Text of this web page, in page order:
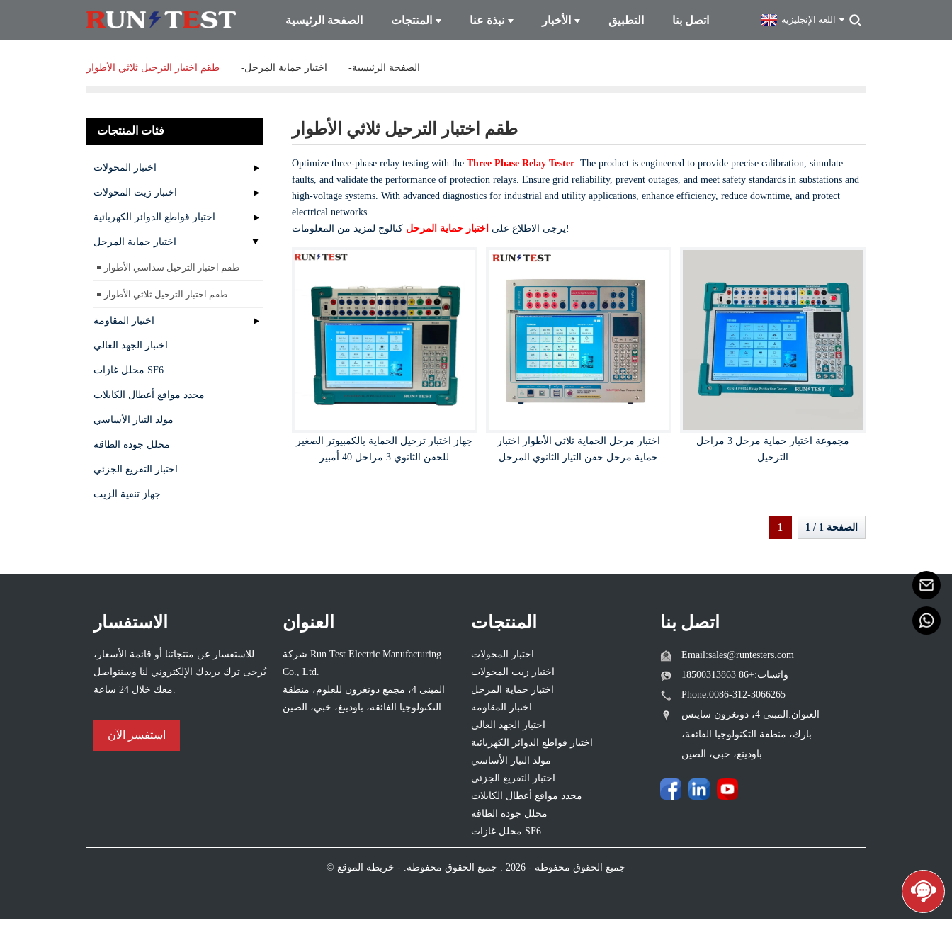
الصفحة الرئيسية المنتجات نبذة عنا الأخبار التطبيق اتصل بنا اللغة الإنجليزية
الصفحة الرئيسية اختبار حماية المرحل طقم اختبار الترحيل ثلاثي الأطوار
فئات المنتجات
اختبار المحولات
اختبار زيت المحولات
اختبار قواطع الدوائر الكهربائية
اختبار حماية المرحل
طقم اختبار الترحيل سداسي الأطوار
طقم اختبار الترحيل ثلاثي الأطوار
اختبار المقاومة
اختبار الجهد العالي
محلل غازات SF6
محدد مواقع أعطال الكابلات
مولد التيار الأساسي
محلل جودة الطاقة
اختبار التفريغ الجزئي
جهاز تنقية الزيت
طقم اختبار الترحيل ثلاثي الأطوار
Optimize three-phase relay testing with the Three Phase Relay Tester. The product is engineered to provide precise calibration, simulate
faults, and validate the performance of protection relays. Ensure grid reliability, prevent outages, and meet safety standards in substations and
high-voltage systems. With advanced diagnostics for industrial and utility applications, enhance efficiency, reduce downtime, and protect
electrical networks.
يرجى الاطلاع على اختبار حماية المرحل كتالوج لمزيد من المعلومات!
جهاز اختبار ترحيل الحماية بالكمبيوتر الصغير
للحقن الثانوي 3 مراحل 40 أمبير
اختبار مرحل الحماية ثلاثي الأطوار اختبار
حماية مرحل حقن التيار الثانوي المرحل
مجموعة اختبار حماية مرحل 3 مراحل
الترحيل
1 الصفحة 1 / 1
الاستفسار
للاستفسار عن منتجاتنا أو قائمة الأسعار،
يُرجى ترك بريدك الإلكتروني لنا وسنتواصل
استفسر الآن
العنوان
شركة Run Test Electric Manufacturing
Co., Ltd.
المبنى 4، مجمع دونغرون للعلوم، منطقة
التكنولوجيا الفائقة، باودينغ، خبي، الصين
المنتجات
اختبار المحولات
اختبار زيت المحولات
اختبار حماية المرحل
اختبار المقاومة
اختبار الجهد العالي
اختبار قواطع الدوائر الكهربائية
مولد التيار الأساسي
اختبار التفريغ الجزئي
محدد مواقع أعطال الكابلات
محلل جودة الطاقة
محلل غازات SF6
اتصل بنا
Email:sales@runtesters.com
واتساب:+86 18500313863
Phone:0086-312-3066265
العنوان:المبنى 4، دونغرون ساينس
بارك، منطقة التكنولوجيا الفائقة،
باودينغ، خبي، الصين
© جميع الحقوق محفوظة - 2026 : جميع الحقوق محفوظة. - خريطة الموقع